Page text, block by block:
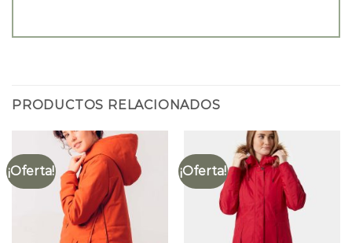
PRODUCTOS RELACIONADOS
¡Oferta! ¡Oferta!